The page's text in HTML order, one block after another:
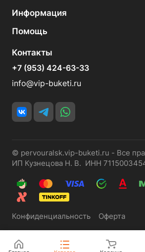
Информация
Помощь
Контакты
+7 (953) 424-63-33
info@vip-buketi.ru
© pervouralsk.vip-buketi.ru - Все
ИП Кузнецова Н. В. ИНН
Конфиденциальность Оферта